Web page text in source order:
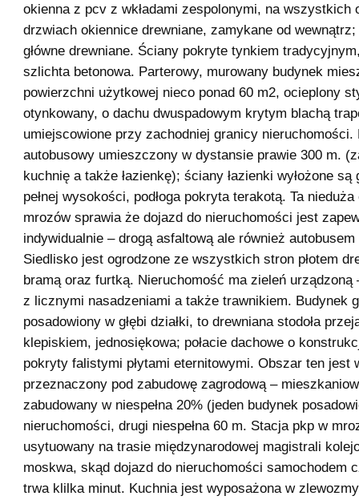
okienna z pcv z wkładami zespolonymi, na wszystkich
drzwiach okiennice drewniane, zamykane od wewnątrz;
główne drewniane. Ściany pokryte tynkiem
szlichta betonowa. Parterowy, murowany budynek
powierzchni użytkowej nieco ponad 60 m2, ocieplony
otynkowany, o dachu dwuspadowym krytym blachą
umiejscowione przy zachodniej granicy nieruchomości.
autobusowy umieszczony w dystansie prawie 300 m.
kuchnię a także łazienkę); ściany łazienki wyłożone są
pełnej wysokości, podłoga pokryta terakotą. Ta nieduża
mrozów sprawia że dojazd do nieruchomości jest
indywidualnie – drogą asfaltową ale również
Siedlisko jest ogrodzone ze wszystkich stron płotem
bramą oraz furtką. Nieruchomość ma zieleń urządzoną
z licznymi nasadzeniami a także trawnikiem. Budynek
posadowiony w głębi działki, to drewniana stodoła
klepiskiem, jednosiękowa; połacie dachowe o
pokryty falistymi płytami eternitowymi. Obszar ten jest
przeznaczony pod zabudowę zagrodową –
zabudowany w niespełna 20% (jeden budynek
nieruchomości, drugi niespełna 60 m. Stacja pkp w
usytuowany na trasie międzynarodowej magistrali
moskwa, skąd dojazd do nieruchomości samochodem
trwa klilka minut. Kuchnia jest wyposażona w